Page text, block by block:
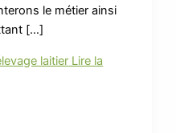
le métier ainsi
[…]
laitier Lire la